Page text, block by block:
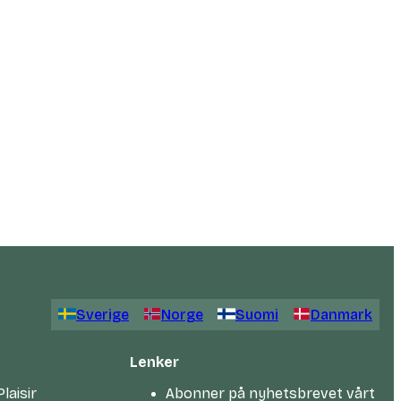
Sverige Norge Suomi Danmark
Lenker
Abonner på nyhetsbrevet vårt